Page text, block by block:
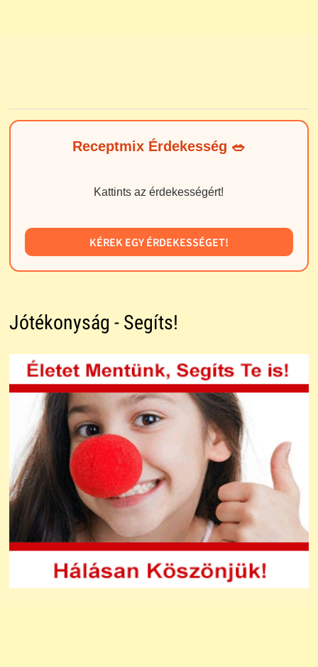
Receptmix Érdekesség 🥗
Kattints az érdekességért!
KÉREK EGY ÉRDEKESSÉGET!
Jótékonyság - Segíts!